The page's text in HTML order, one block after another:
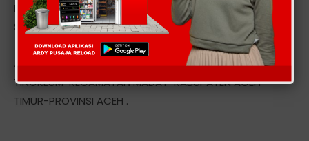
Mentari, Indosat IM3, Simpati, AS, XL, Telkom, Esia, Ceria,
Smart, Axis, Three StarOne, Hepi dan Token Pln, dll
Alamat kantor kami berlokasi Di: DESA MEUNASAH
TINGKEUM-KECAMATAN MADAT-KABUPATEN ACEH
TIMUR-PROVINSI ACEH .